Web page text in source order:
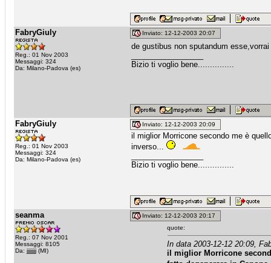
FabryGiuly
Reg.: 01 Nov 2003
Messaggi: 324
Da: Milano-Padova (es)
Inviato: 12-12-2003 20:07
de gustibus non sputandum
Bizio ti voglio bene...............
FabryGiuly
Reg.: 01 Nov 2003
Messaggi: 324
Da: Milano-Padova (es)
Inviato: 12-12-2003 20:09
il miglior Morricone secondo me è
inverso...
Bizio ti voglio bene...............
seanma
Reg.: 07 Nov 2001
Messaggi: 8105
Da: jjjjjjjj (MI)
Inviato: 12-12-2003 20:17
quote:
In data 2003-12-12 20:09,
il miglior Morricone